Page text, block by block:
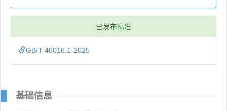
已发布标准
GB/T 46018.1-2025
基础信息